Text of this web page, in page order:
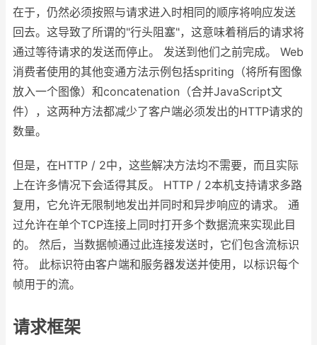
在于，仍然必须按照与请求进入时相同的顺序将响应发送
回去。这导致了所谓的"行头阻塞"，这意味着稍后的请求将
通过等待请求的发送而停止。 发送到他们之前完成。 Web
消费者使用的其他变通方法示例包括spriting（将所有图像
放入一个图像）和concatenation（合并JavaScript文
件），这两种方法都减少了客户端必须发出的HTTP请求的
数量。
但是，在HTTP / 2中，这些解决方法均不需要，而且实际
上在许多情况下会适得其反。 HTTP / 2本机支持请求多路
复用，它允许无限制地发出并同时和异步响应的请求。 通
过允许在单个TCP连接上同时打开多个数据流来实现此目
的。 然后，当数据帧通过此连接发送时，它们包含流标识
符。 此标识符由客户端和服务器发送并使用，以标识每个
帧用于的流。
请求框架